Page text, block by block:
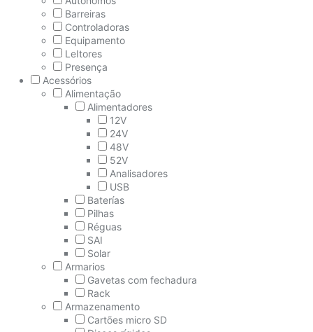
Barreiras
Controladoras
Equipamento
LeItores
Presença
Acessórios
Alimentação
Alimentadores
12V
24V
48V
52V
Analisadores
USB
Baterías
Pilhas
Réguas
SAI
Solar
Armarios
Gavetas com fechadura
Rack
Armazenamento
Cartões micro SD